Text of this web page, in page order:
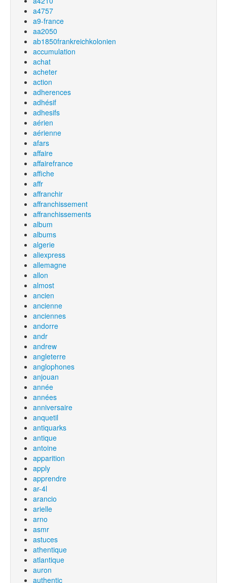
a4757
a9-france
aa2050
ab1850frankreichkolonien
accumulation
achat
acheter
action
adherences
adhésif
adhesifs
aérien
aérienne
afars
affaire
affairefrance
affiche
affr
affranchir
affranchissement
affranchissements
album
albums
algerie
aliexpress
allemagne
allon
almost
ancien
ancienne
anciennes
andorre
andr
andrew
angleterre
anglophones
anjouan
année
années
anniversaire
anquetil
antiquarks
antique
antoine
apparition
apply
apprendre
ar-4l
arancio
arielle
arno
asmr
astuces
athentique
atlantique
auron
authentic